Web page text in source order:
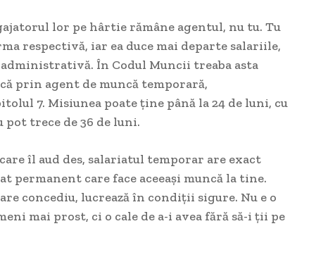
lor pe hârtie rămâne agentul, nu tu. Tu
respectivă, iar ea duce mai departe salariile,
În Codul Muncii treaba asta
prin agent de muncă temporară,
7. Misiunea poate ține până la 24 de luni, cu
trece de 36 de luni.
îl aud des, salariatul temporar are exact
permanent care face aceeași muncă la tine.
concediu, lucrează în condiții sigure. Nu e o
mai prost, ci o cale de a-i avea fără să-i ții pe